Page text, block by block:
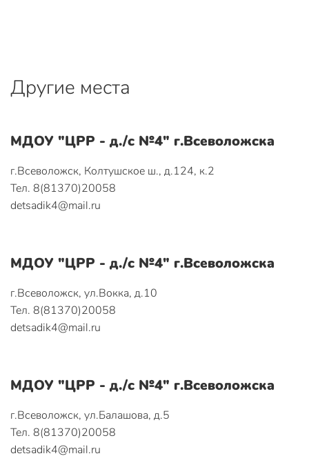
Другие места
МДОУ "ЦРР - д./с №4" г.Всеволожска
г.Всеволожск, Колтушское ш., д.124, к.2
Тел. 8(81370)20058
detsadik4@mail.ru
МДОУ "ЦРР - д./с №4" г.Всеволожска
г.Всеволожск, ул.Вокка, д.10
Тел. 8(81370)20058
detsadik4@mail.ru
МДОУ "ЦРР - д./с №4" г.Всеволожска
г.Всеволожск, ул.Балашова, д.5
Тел. 8(81370)20058
detsadik4@mail.ru